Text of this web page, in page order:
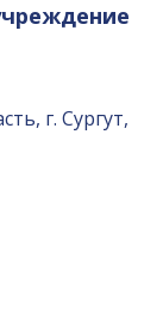
г. Сургут,